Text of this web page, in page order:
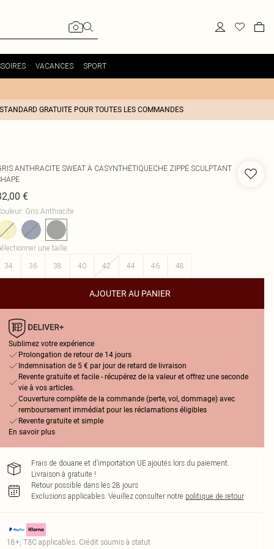
VACANCES SPORT
GRATUITE POUR TOUTES LES COMMANDES
ANTHRACITE SWEAT À CASYNTHÉTIQUECHE ZIPPÉ SCULPTANT
€
: Gris Anthracite
une taille:
34
36 38 40 42 44 46 48
AJOUTER AU PANIER
Sublimez votre expérience
Prolongation de retour de 14 jours
Indemnisation de 5 € par jour de retard de livraison
Revente gratuite et facile - récupérez de la valeur et offrez une seconde
vie à vos articles.
Couverture complète de la commande (perte, vol, dommage) avec
remboursement immédiat pour les réclamations éligibles
Revente gratuite et simple
En savoir plus
Frais de douane et d’importation UE ajoutés lors du paiement.
Livraison à gratuite !
Retour possible dans les 28 jours
Exclusions applicables. Veuillez consulter notre politique de retour
18+, T&C applicables. Crédit soumis à statut